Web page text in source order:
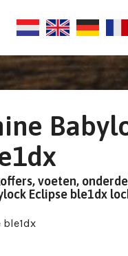
voeten,
Eclipse ble1dx
ble1dx